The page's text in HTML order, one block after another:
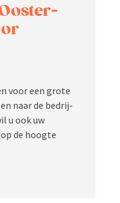
voor een grote
naar de bedrij­
u ook uw
de hoogte